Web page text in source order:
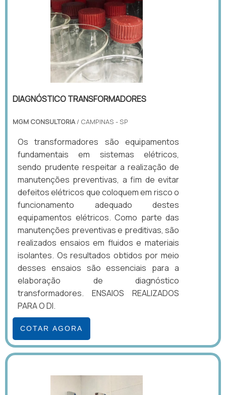
DIAGNÓSTICO TRANSFORMADORES
MGM CONSULTORIA/ CAMPINAS - SP
Os transformadores são equipamentos
fundamentais em sistemas elétricos,
sendo prudente respeitar a realização de
manutenções preventivas, a fim de evitar
defeitos elétricos que coloquem em risco o
funcionamento adequado destes
equipamentos elétricos. Como parte das
manutenções preventivas e preditivas, são
realizados ensaios em fluidos e materiais
isolantes. Os resultados obtidos por meio
desses ensaios são essenciais para a
elaboração de diagnóstico
transformadores. ENSAIOS REALIZADOS
PARA O DI.
COTAR AGORA